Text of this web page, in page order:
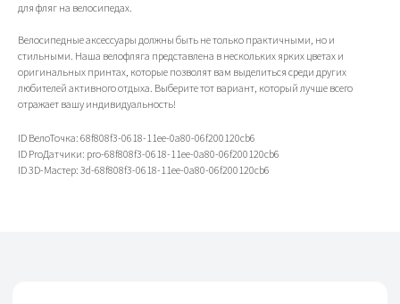
для фляг на велосипедах.
Велосипедные аксессуары должны быть не только практичными, но и
стильными. Наша велофляга представлена в нескольких ярких цветах и
оригинальных принтах, которые позволят вам выделиться среди других
любителей активного отдыха. Выберите тот вариант, который лучше всего
отражает вашу индивидуальность!
ID ВелоТочка: 68f808f3-0618-11ee-0a80-06f200120cb6
ID ProДатчики: pro-68f808f3-0618-11ee-0a80-06f200120cb6
ID 3D-Мастер: 3d-68f808f3-0618-11ee-0a80-06f200120cb6
Гарантия
Согласие на обработку
персональных данных
конфиденциальности
Договор оферы
info@veloto4ka.ru
Велосипеды
Генераторы